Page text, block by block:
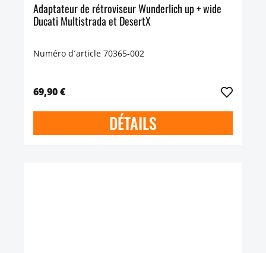
Adaptateur de rétroviseur Wunderlich up + wide
Ducati Multistrada et DesertX
Numéro d´article 70365-002
69,90 €
DÉTAILS